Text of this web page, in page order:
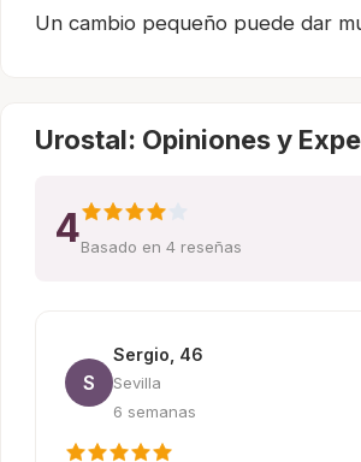
Un cambio pequeño puede dar
Urostal: Opiniones y
4Basado en 4 reseñas
S
Sergio, 46
Sevilla
6 semanas